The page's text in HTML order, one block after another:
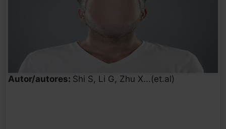
Autor/autores: Shi S, Li G, Zhu X...(et.al)